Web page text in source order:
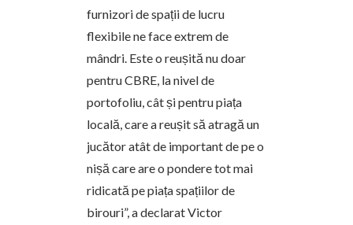
furnizori de spații de lucru
flexibile ne face extrem de
mândri. Este o reușită nu doar
pentru CBRE, la nivel de
portofoliu, cât și pentru piața
locală, care a reușit să atragă un
jucător atât de important de pe o
nișă care are o pondere tot mai
ridicată pe piața spațiilor de
birouri”, a declarat Victor